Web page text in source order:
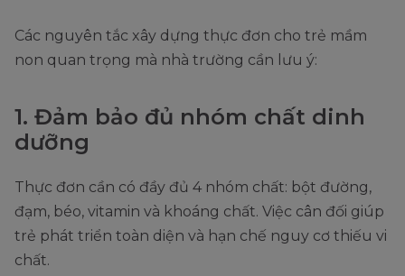
Các nguyên tắc xây dựng thực đơn cho trẻ mầm
non quan trọng mà nhà trường cần lưu ý:
1. Đảm bảo đủ nhóm chất dinh
dưỡng
Thực đơn cần có đầy đủ 4 nhóm chất: bột đường,
đạm, béo, vitamin và khoáng chất. Việc cân đối giúp
trẻ phát triển toàn diện và hạn chế nguy cơ thiếu vi
chất.